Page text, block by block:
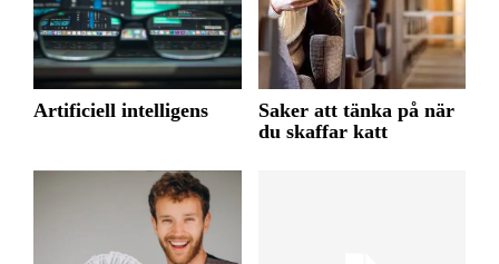
Artificiell intelligens
Saker att tänka på när
du skaffar katt